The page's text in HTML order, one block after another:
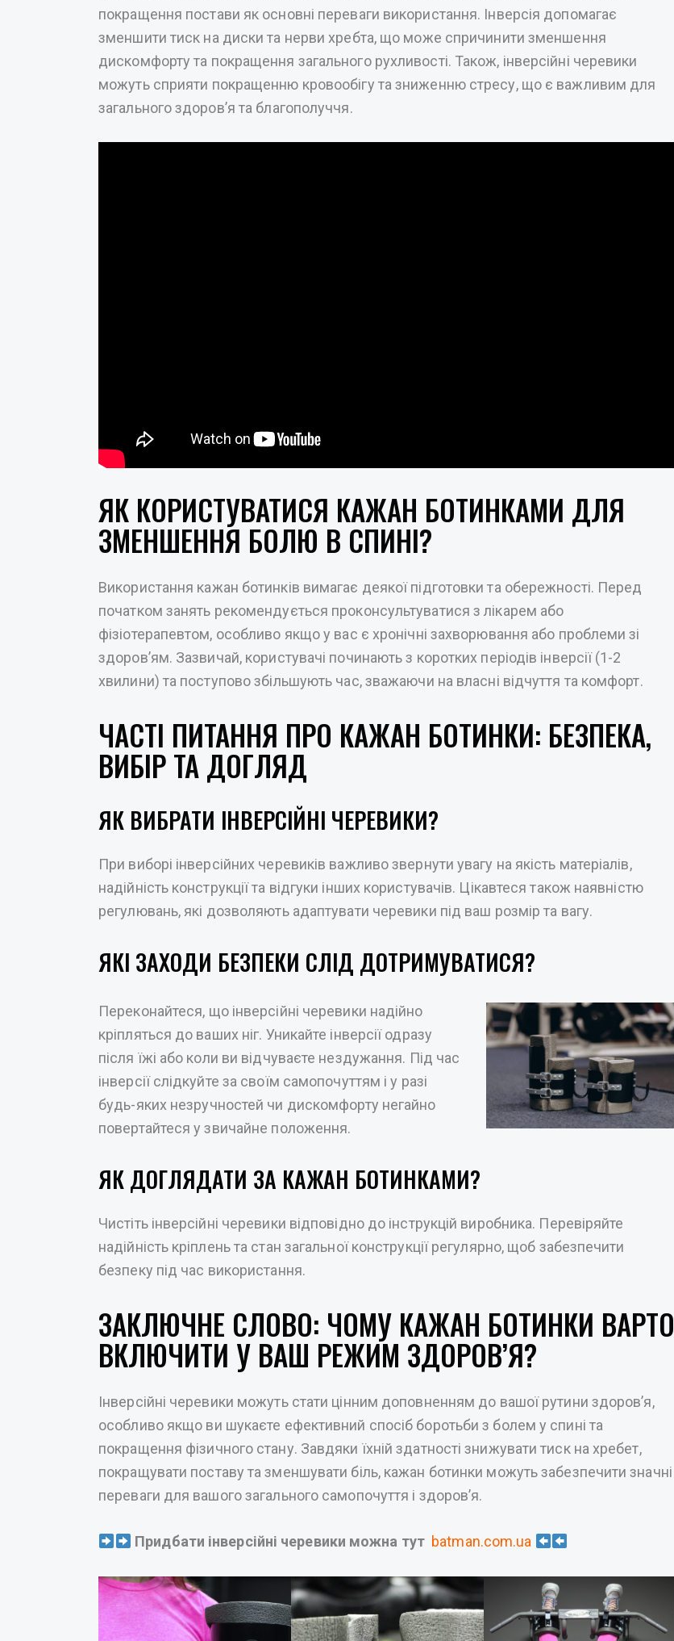
покращення постави як основні переваги використання. Інверсія допомагає
зменшити тиск на диски та нерви хребта, що може спричинити зменшення
дискомфорту та покращення загального рухливості. Також, інверсійні черевики
можуть сприяти покращенню кровообігу та зниженню стресу, що є важливим для
загального здоров’я та благополуччя.
ЯК КОРИСТУВАТИСЯ КАЖАН БОТИНКАМИ ДЛЯ
ЗМЕНШЕННЯ БОЛЮ В СПИНІ?
Використання кажан ботинків вимагає деякої підготовки та обережності. Перед
початком занять рекомендується проконсультуватися з лікарем або
фізіотерапевтом, особливо якщо у вас є хронічні захворювання або проблеми зі
здоров’ям. Зазвичай, користувачі починають з коротких періодів інверсії (1-2
хвилини) та поступово збільшують час, зважаючи на власні відчуття та комфорт.
ЧАСТІ ПИТАННЯ ПРО КАЖАН БОТИНКИ: БЕЗПЕКА,
ВИБІР ТА ДОГЛЯД
ЯК ВИБРАТИ ІНВЕРСІЙНІ ЧЕРЕВИКИ?
При виборі інверсійних черевиків важливо звернути увагу на якість матеріалів,
надійність конструкції та відгуки інших користувачів. Цікавтеся також наявністю
регулювань, які дозволяють адаптувати черевики під ваш розмір та вагу.
ЯКІ ЗАХОДИ БЕЗПЕКИ СЛІД ДОТРИМУВАТИСЯ?
Переконайтеся, що інверсійні черевики надійно
кріпляться до ваших ніг. Уникайте інверсії одразу
після їжі або коли ви відчуваєте нездужання. Під час
інверсії слідкуйте за своїм самопочуттям і у разі
будь-яких незручностей чи дискомфорту негайно
повертайтеся у звичайне положення.
ЯК ДОГЛЯДАТИ ЗА КАЖАН БОТИНКАМИ?
Чистіть інверсійні черевики відповідно до інструкцій виробника. Перевіряйте
надійність кріплень та стан загальної конструкції регулярно, щоб забезпечити
безпеку під час використання.
ЗАКЛЮЧНЕ СЛОВО: ЧОМУ КАЖАН БОТИНКИ ВАРТО
ВКЛЮЧИТИ У ВАШ РЕЖИМ ЗДОРОВ’Я?
Інверсійні черевики можуть стати цінним доповненням до вашої рутини здоров’я,
особливо якщо ви шукаєте ефективний спосіб боротьби з болем у спині та
покращення фізичного стану. Завдяки їхній здатності знижувати тиск на хребет,
покращувати поставу та зменшувати біль, кажан ботинки можуть забезпечити значні
переваги для вашого загального самопочуття і здоров’я.
Придбати інверсійні черевики можна тут batman.com.ua